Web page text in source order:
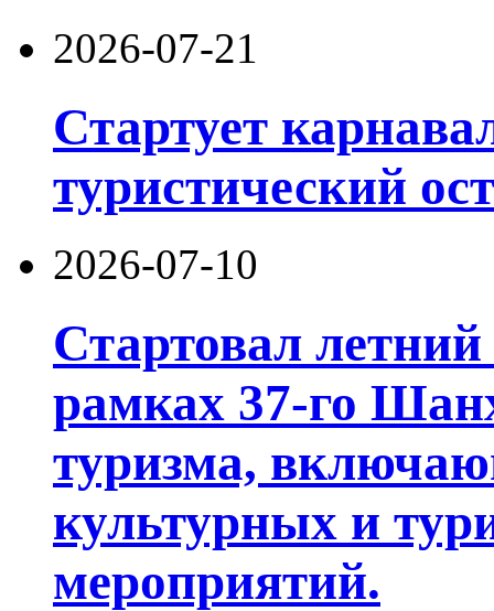
2026-07-21
Стартует
туристический
2026-07-10
Стартовал
рамках 37-го
туризма,
культурных и
мероприятий.